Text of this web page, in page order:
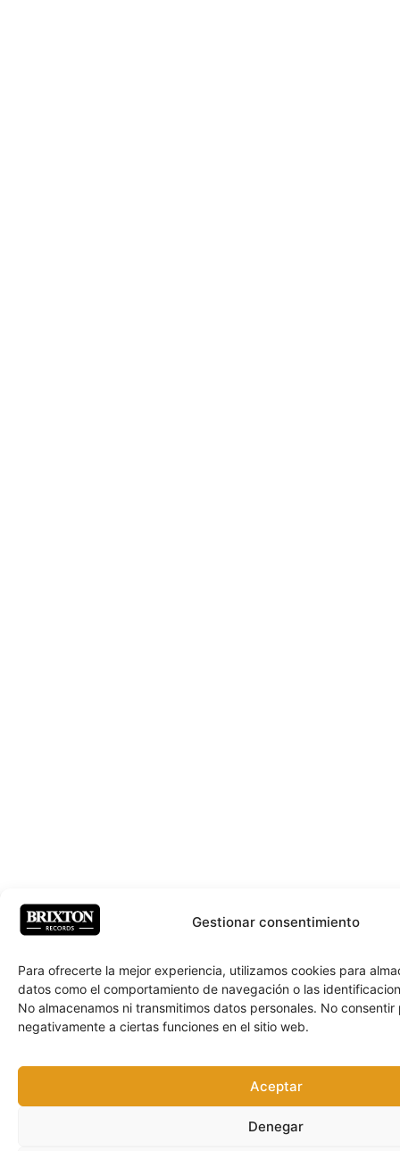
Gestionar consentimiento
Para ofrecerte la mejor experiencia, utilizamos cookies para
datos como el comportamiento de navegación o las
No almacenamos ni transmitimos datos personales. No
negativamente a ciertas funciones en el sitio web.
Aceptar
Denegar